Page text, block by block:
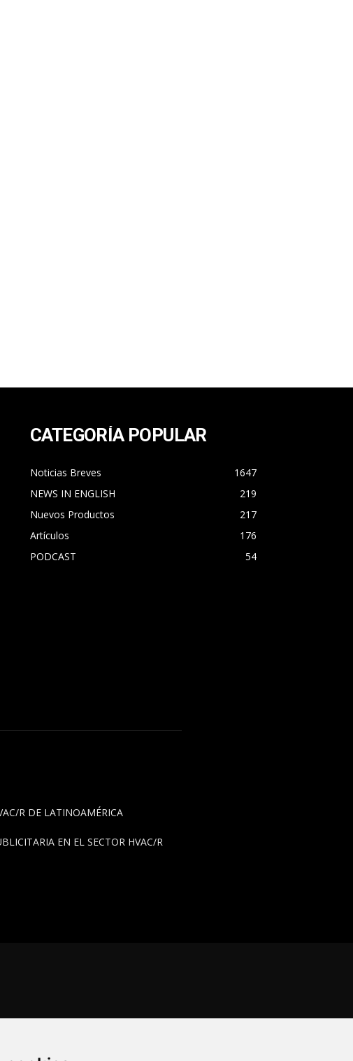
CATEGORÍA POPULAR
Noticias Breves
1647
NEWS IN ENGLISH
219
Nuevos Productos
217
Artículos
176
PODCAST
54
R DE LATINOAMÉRICA
EN EL SECTOR HVAC/R